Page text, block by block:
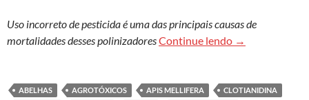
Uso incorreto de pesticida é uma das principais causas de
mortalidades desses polinizadoresContinue lendo →
ABELHAS AGROTÓXICOS APIS MELLIFERA
CLOTIANIDINA